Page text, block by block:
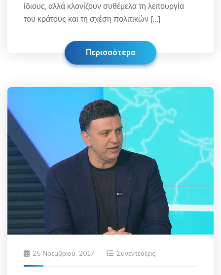
ίδιους, αλλά κλονίζουν συθέμελα τη λειτουργία
του κράτους και τη σχέση πολιτικών […]
Περισσότερα
25 Νοεμβρίου, 2017 Συνεντεύξεις